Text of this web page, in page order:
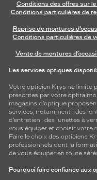
Conditions des offres sur
Conditions particulières de
Reprise de montures
Conditions particulières de
Vente de montures
Les services optiques
Votre opticien Krys ne limite
prescrites par votre
magasins d’optique
services, notamment : des
d’entretien ; des lunettes à
vous équiper et choisir votre
Faire le choix des opticiens
professionnels dont la
de vous équiper en toute
Pourquoi faire confiance aux